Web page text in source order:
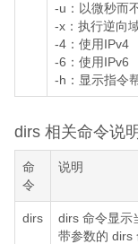
-u：以微秒而
-x ：执行逆向
-4：使用IPv4
-6：使用IPv6
-h：显示指令
dirs 相关命令说
命
令
说明
dirs
dirs 命令显示
带参数的 dirs